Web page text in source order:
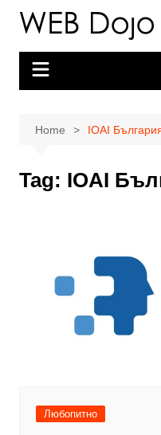
Skip
content
Home IOAI
Tag: IOAI
Любопитно